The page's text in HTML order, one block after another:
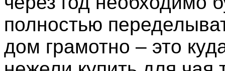
полностью
дом грамотно – это